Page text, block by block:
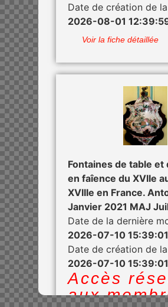
Date de création de
2026-08-01
Voir la fiche détaillée
Fontaines de table et
en faîence du XVIIe
XVIIIe en France.
Janvier 2021 MAJ
Date de la dernière
2026-07-10 15:39:01
Date de création de
2026-07-10 15:39:01
Accès
aux